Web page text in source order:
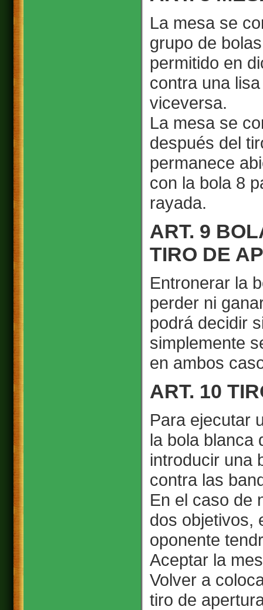
La mesa se
grupo de
permitido en
contra una
viceversa.
La mesa se
después del
permanece
con la bola 8
rayada.
ART. 9
TIRO DE
Entronerar la
perder ni
podrá decidir
simplemente
en ambos
ART. 10
Para ejecutar
la bola blanca
introducir una
contra las
En el caso de
dos objetivos,
oponente
Aceptar la
Volver a
tiro de